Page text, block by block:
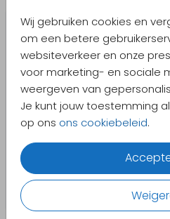
Wij gebruiken cookies en
om een betere
websiteverkeer en onze
voor marketing- en sociale
weergeven van
Je kunt jouw toestemming
op ons ons cookiebeleid.